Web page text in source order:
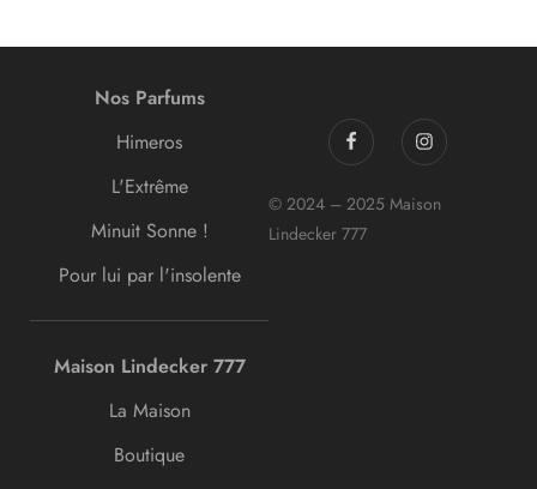
Nos Parfums
Himeros
L'Extrême
Minuit Sonne !
Pour lui par l'insolente
Maison Lindecker 777
La Maison
Boutique
© 2024 – 2025 Maison
Lindecker 777